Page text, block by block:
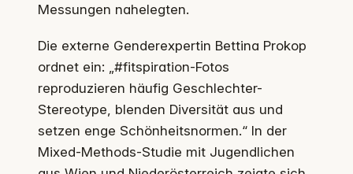
Messungen nahelegten.
Die externe Genderexpertin Bettina Prokop
ordnet ein: „#fitspiration-Fotos
reproduzieren häufig Geschlechter-
Stereotype, blenden Diversität aus und
setzen enge Schönheitsnormen.“ In der
Mixed-Methods-Studie mit Jugendlichen